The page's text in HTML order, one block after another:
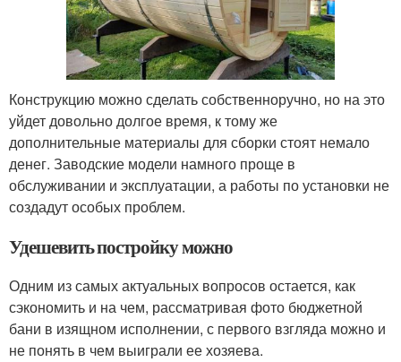
Конструкцию можно сделать собственноручно, но на это
уйдет довольно долгое время, к тому же
дополнительные материалы для сборки стоят немало
денег. Заводские модели намного проще в
обслуживании и эксплуатации, а работы по установки не
создадут особых проблем.
Удешевить постройку можно
Одним из самых актуальных вопросов остается, как
сэкономить и на чем, рассматривая фото бюджетной
бани в изящном исполнении, с первого взгляда можно и
не понять в чем выиграли ее хозяева.